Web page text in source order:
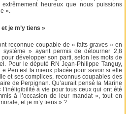
heureux que nous puissions
».
je m’y tiens »
reconnue coupable de « faits graves » en
système » ayant permis de détourner 2,8
pour développer son parti, selon les mots de
Pour le député RN Jean-Philippe Tanguy,
Pen est la mieux placée pour savoir si elle
et ses complices, reconnus coupables des
de Perpignan. Qu’aurait pensé la Marine
à vie pour tous ceux qui ont été
à l’occasion de leur mandat », tout en
et je m’y tiens » ?